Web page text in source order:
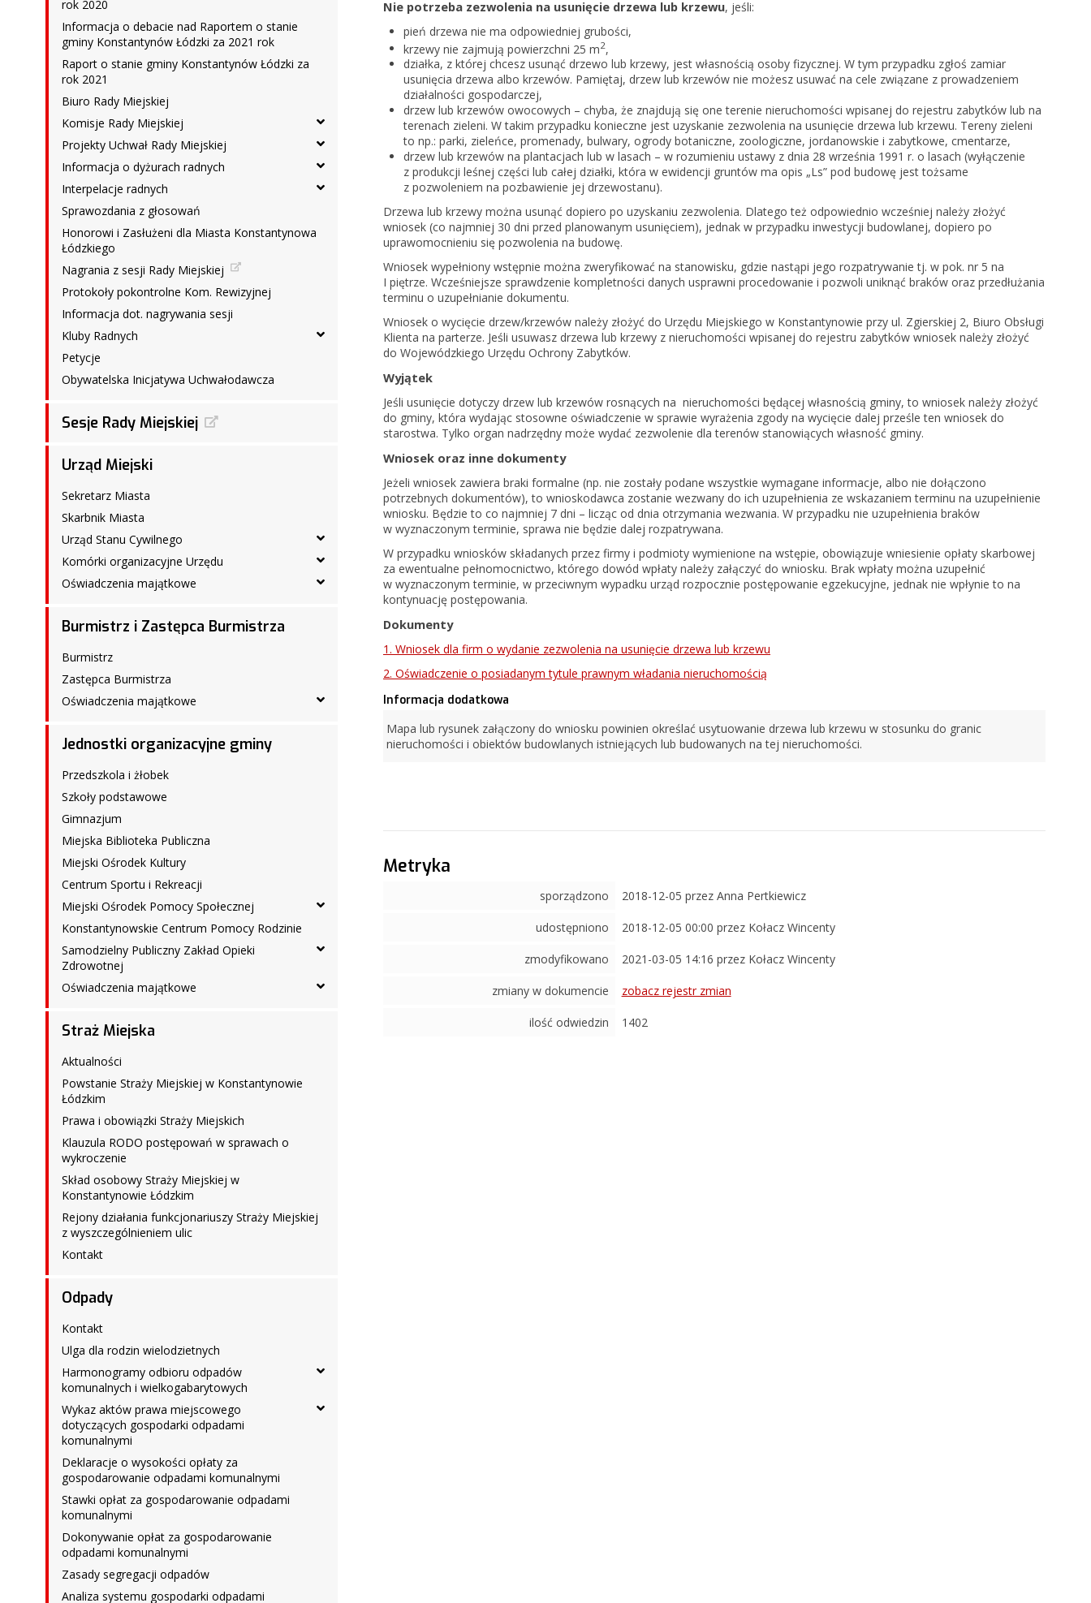
rok 2020
Informacja o debacie nad Raportem o stanie
gminy Konstantynów Łódzki za 2021 rok
Raport o stanie gminy Konstantynów Łódzki za
rok 2021
Biuro Rady Miejskiej
Komisje Rady Miejskiej
Projekty Uchwał Rady Miejskiej
Informacja o dyżurach radnych
Interpelacje radnych
Sprawozdania z głosowań
Honorowi i Zasłużeni dla Miasta Konstantynowa
Łódzkiego
Nagrania z sesji Rady Miejskiej
Protokoły pokontrolne Kom. Rewizyjnej
Informacja dot. nagrywania sesji
Kluby Radnych
Petycje
Obywatelska Inicjatywa Uchwałodawcza
Sesje Rady Miejskiej
Urząd Miejski
Sekretarz Miasta
Skarbnik Miasta
Urząd Stanu Cywilnego
Komórki organizacyjne Urzędu
Oświadczenia majątkowe
Burmistrz i Zastępca Burmistrza
Burmistrz
Zastępca Burmistrza
Oświadczenia majątkowe
Jednostki organizacyjne gminy
Przedszkola i żłobek
Szkoły podstawowe
Gimnazjum
Miejska Biblioteka Publiczna
Miejski Ośrodek Kultury
Centrum Sportu i Rekreacji
Miejski Ośrodek Pomocy Społecznej
Konstantynowskie Centrum Pomocy Rodzinie
Samodzielny Publiczny Zakład Opieki
Zdrowotnej
Oświadczenia majątkowe
Straż Miejska
Aktualności
Powstanie Straży Miejskiej w Konstantynowie
Łódzkim
Prawa i obowiązki Straży Miejskich
Klauzula RODO postępowań w sprawach o
wykroczenie
Skład osobowy Straży Miejskiej w
Konstantynowie Łódzkim
Rejony działania funkcjonariuszy Straży Miejskiej
z wyszczególnieniem ulic
Kontakt
Odpady
Kontakt
Ulga dla rodzin wielodzietnych
Harmonogramy odbioru odpadów
komunalnych i wielkogabarytowych
Wykaz aktów prawa miejscowego
dotyczących gospodarki odpadami
komunalnymi
Deklaracje o wysokości opłaty za
gospodarowanie odpadami komunalnymi
Stawki opłat za gospodarowanie odpadami
komunalnymi
Dokonywanie opłat za gospodarowanie
odpadami komunalnymi
Zasady segregacji odpadów
Analiza systemu gospodarki odpadami
Nie potrzeba zezwolenia na usunięcie drzewa lub krzewu, jeśli:
pień drzewa nie ma odpowiedniej grubości,
krzewy nie zajmują powierzchni 25 m2,
działka, z której chcesz usunąć drzewo lub krzewy, jest własnością osoby fizycznej. W tym przypadku zgłoś zamiar
usunięcia drzewa albo krzewów. Pamiętaj, drzew lub krzewów nie możesz usuwać na cele związane z prowadzeniem
działalności gospodarczej,
drzew lub krzewów owocowych – chyba, że znajdują się one terenie nieruchomości wpisanej do rejestru zabytków lub na
terenach zieleni. W takim przypadku konieczne jest uzyskanie zezwolenia na usunięcie drzewa lub krzewu. Tereny zieleni
to np.: parki, zieleńce, promenady, bulwary, ogrody botaniczne, zoologiczne, jordanowskie i zabytkowe, cmentarze,
drzew lub krzewów na plantacjach lub w lasach – w rozumieniu ustawy z dnia 28 września 1991 r. o lasach (wyłączenie
z produkcji leśnej części lub całej działki, która w ewidencji gruntów ma opis „Ls” pod budowę jest tożsame
z pozwoleniem na pozbawienie jej drzewostanu).
Drzewa lub krzewy można usunąć dopiero po uzyskaniu zezwolenia. Dlatego też odpowiednio wcześniej należy złożyć
wniosek (co najmniej 30 dni przed planowanym usunięciem), jednak w przypadku inwestycji budowlanej, dopiero po
uprawomocnieniu się pozwolenia na budowę.
Wniosek wypełniony wstępnie można zweryfikować na stanowisku, gdzie nastąpi jego rozpatrywanie tj. w pok. nr 5 na
I piętrze. Wcześniejsze sprawdzenie kompletności danych usprawni procedowanie i pozwoli uniknąć braków oraz przedłużania
terminu o uzupełnianie dokumentu.
Wniosek o wycięcie drzew/krzewów należy złożyć do Urzędu Miejskiego w Konstantynowie przy ul. Zgierskiej 2, Biuro Obsługi
Klienta na parterze. Jeśli usuwasz drzewa lub krzewy z nieruchomości wpisanej do rejestru zabytków wniosek należy złożyć
do Wojewódzkiego Urzędu Ochrony Zabytków.
Wyjątek
Jeśli usunięcie dotyczy drzew lub krzewów rosnących na nieruchomości będącej własnością gminy, to wniosek należy złożyć
do gminy, która wydając stosowne oświadczenie w sprawie wyrażenia zgody na wycięcie dalej prześle ten wniosek do
starostwa. Tylko organ nadrzędny może wydać zezwolenie dla terenów stanowiących własność gminy.
Wniosek oraz inne dokumenty
Jeżeli wniosek zawiera braki formalne (np. nie zostały podane wszystkie wymagane informacje, albo nie dołączono
potrzebnych dokumentów), to wnioskodawca zostanie wezwany do ich uzupełnienia ze wskazaniem terminu na uzupełnienie
wniosku. Będzie to co najmniej 7 dni – licząc od dnia otrzymania wezwania. W przypadku nie uzupełnienia braków
w wyznaczonym terminie, sprawa nie będzie dalej rozpatrywana.
W przypadku wniosków składanych przez firmy i podmioty wymienione na wstępie, obowiązuje wniesienie opłaty skarbowej
za ewentualne pełnomocnictwo, którego dowód wpłaty należy załączyć do wniosku. Brak wpłaty można uzupełnić
w wyznaczonym terminie, w przeciwnym wypadku urząd rozpocznie postępowanie egzekucyjne, jednak nie wpłynie to na
kontynuację postępowania.
Dokumenty
1. Wniosek dla firm o wydanie zezwolenia na usunięcie drzewa lub krzewu
2. Oświadczenie o posiadanym tytule prawnym władania nieruchomością
Informacja dodatkowa
Mapa lub rysunek załączony do wniosku powinien określać usytuowanie drzewa lub krzewu w stosunku do granic
nieruchomości i obiektów budowlanych istniejących lub budowanych na tej nieruchomości.
Metryka
sporządzono 2018-12-05 przez Anna Pertkiewicz
udostępniono 2018-12-05 00:00 przez Kołacz Wincenty
zmodyfikowano 2021-03-05 14:16 przez Kołacz Wincenty
zmiany w dokumencie zobacz rejestr zmian
ilość odwiedzin 1402